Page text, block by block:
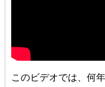
このビデオでは、何